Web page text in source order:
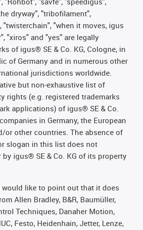
dryway", "tribofilament",
"twisterchain", "when it moves, igus
"xiros" and "yes" are legally
of igus® SE & Co. KG, Cologne, in
of Germany and in numerous other
jurisdictions worldwide.
but non-exhaustive list of
rights (e.g. registered trademarks
applications) of igus® SE & Co.
in Germany, the European
or other countries. The absence of
slogan in this list does not
igus® SE & Co. KG of its property
would like to point out that it does
Allen Bradley, B&R, Baumüller,
Techniques, Danaher Motion,
Festo, Heidenhain, Jetter, Lenze,